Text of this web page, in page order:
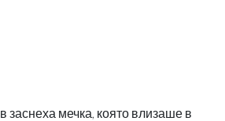
мечка, която влизаше в